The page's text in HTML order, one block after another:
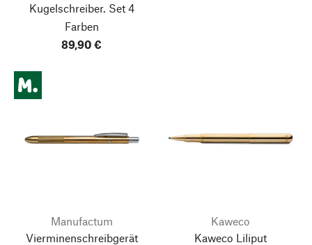
Kugelschreiber. Set 4
Farben
89,90 €
Manufactum
Vierminenschreibgerät
Kaweco
Kaweco Liliput